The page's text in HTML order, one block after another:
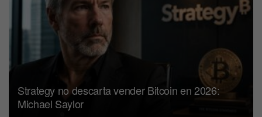
Strategy no descarta vender Bitcoin en 2026:
Michael Saylor